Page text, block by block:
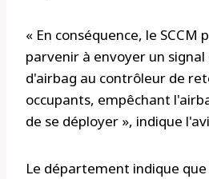
« En conséquence, le SCCM
parvenir à envoyer un
d'airbag au contrôleur de
occupants, empêchant
de se déployer », indique
Le département indique